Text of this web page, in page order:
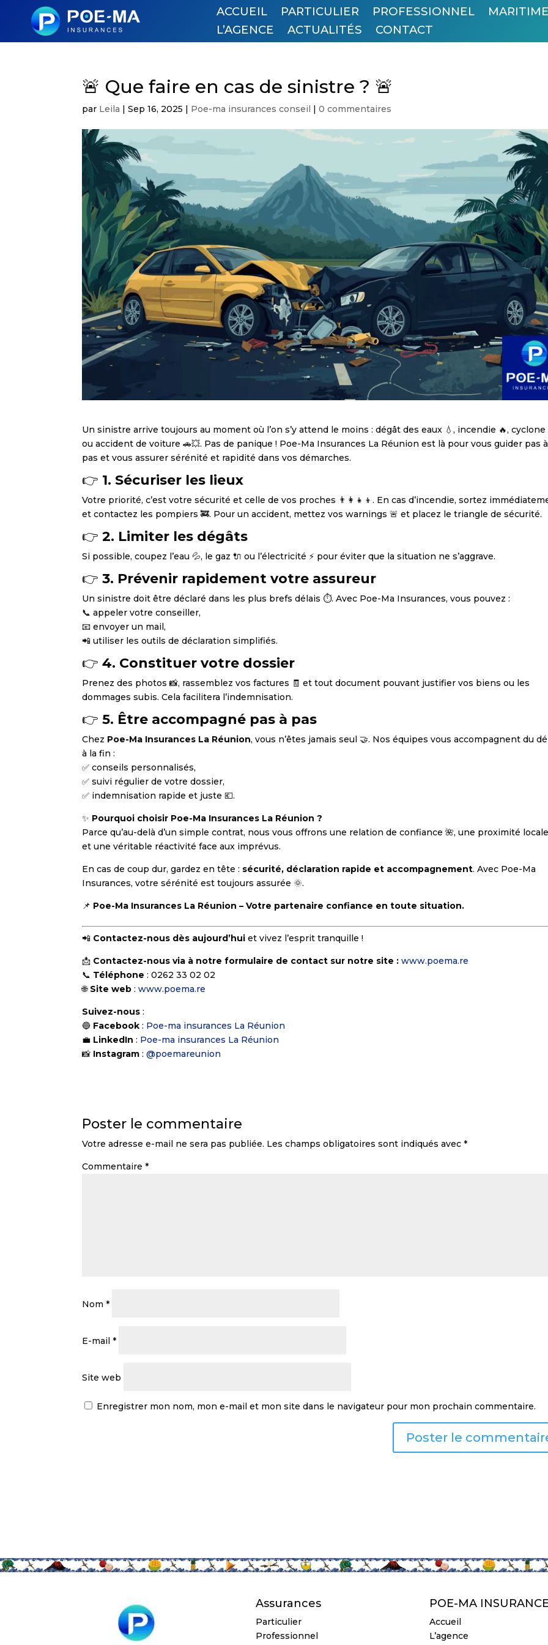
ACCUEIL PARTICULIER PROFESSIONNEL
L’AGENCE
ACTUALITÉS CONTACT
🚨 Que faire en cas de sinistre ? 🚨
par Leila |Sep 16, 2025 | Poe-ma insurances conseil |0 commentaires
Un sinistre arrive toujours au moment où l’on s’y attend le moins : dégât des eaux 💧, incendie 🔥,
ou accident de voiture 🚗💥. Pas de panique ! Poe-Ma Insurances La Réunion est là pour vous guider pas à
pas et vous assurer sérénité et rapidité dans vos démarches.
👉 1. Sécuriser les lieux
Votre priorité, c’est votre sécurité et celle de vos proches 👨‍👩‍👧‍👦. En cas d’incendie, sortez
et contactez les pompiers 🚒. Pour un accident, mettez vos warnings 🚨 et placez le triangle de sécurité.
👉2. Limiter les dégâts
Si possible, coupez l’eau 💦, le gaz 🔌 ou l’électricité ⚡ pour éviter que la situation ne s’aggrave.
👉3. Prévenir rapidement votre assureur
Un sinistre doit être déclaré dans les plus brefs délais ⏱️. Avec Poe-Ma Insurances, vous pouvez :
📞 appeler votre conseiller,
📧 envoyer un mail,
📲 utiliser les outils de déclaration simplifiés.
👉4. Constituer votre dossier
Prenez des photos 📸, rassemblez vos factures 🧾 et tout document pouvant justifier vos biens ou les
dommages subis. Cela facilitera l’indemnisation.
👉5. Être accompagné pas à pas
Chez Poe-Ma Insurances La Réunion, vous n’êtes jamais seul 🤝. Nos équipes vous accompagnent du
à la fin :
✅ conseils personnalisés,
✅ suivi régulier de votre dossier,
✅ indemnisation rapide et juste 💶.
✨ Pourquoi choisir Poe-Ma Insurances La Réunion ?
Parce qu’au-delà d’un simple contrat, nous vous offrons une relation de confiance 🌺, une proximité
et une véritable réactivité face aux imprévus.
En cas de coup dur, gardez en tête : sécurité, déclaration rapide et accompagnement. Avec Poe-Ma
Insurances, votre sérénité est toujours assurée 🌞.
📌 Poe-Ma Insurances La Réunion – Votre partenaire confiance en toute situation.
📲 Contactez-nous dès aujourd’hui et vivez l’esprit tranquille !
📩 Contactez-nous via à notre formulaire de contact sur notre site :www.poema.re
📞 Téléphone : 0262 33 02 02
🌐 Site web :www.poema.re
Suivez-nous :
🔵 Facebook : Poe-ma insurances La Réunion
💼 LinkedIn : Poe-ma insurances La Réunion
📸 Instagram : @poemareunion
Poster le commentaire
Votre adresse e-mail ne sera pas publiée. Les champs obligatoires sont indiqués avec*
Commentaire*
Nom*
E-mail*
Site web
Enregistrer mon nom, mon e-mail et mon site dans le navigateur pour mon prochain commentaire.
Assurances
Particulier
Professionnel
POE-MA
Accueil
L’agence